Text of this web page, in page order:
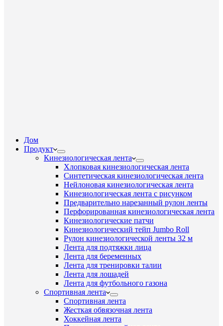
Дом
Продукт
Кинезиологическая лента
Хлопковая кинезиологическая лента
Синтетическая кинезиологическая лента
Нейлоновая кинезиологическая лента
Кинезиологическая лента с рисунком
Предварительно нарезанный рулон ленты
Перфорированная кинезиологическая лента
Кинезиологические патчи
Кинезиологический тейп Jumbo Roll
Рулон кинезиологической ленты 32 м
Лента для подтяжки лица
Лента для беременных
Лента для тренировки талии
Лента для лошадей
Лента для футбольного газона
Спортивная лента
Спортивная лента
Жесткая обвязочная лента
Хоккейная лента